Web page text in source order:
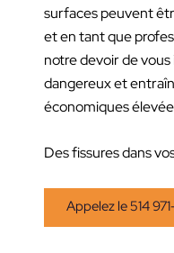
surfaces peuvent
et en tant que
notre devoir de
dangereux et
économiques
Des fissures dans
Appelez le 514